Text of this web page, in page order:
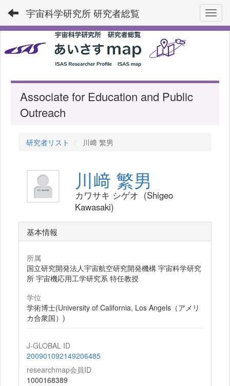
宇宙科学研究所 研究者総覧
Associate for Education and Public
Outreach
研究者リスト 川﨑 繁男
川﨑 繁男
カワサキ シゲオ (Shigeo
Kawasaki)
基本情報
所属
国立研究開発法人宇宙航空研究開発機構 宇宙科学研究
所 宇宙機応用工学研究系 特任教授
学位
学術博士(University of California, Los Angels（アメリ
カ合衆国）)
J-GLOBAL ID
200901092149206485
researchmap会員ID
1000168389